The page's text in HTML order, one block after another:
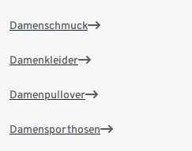
Damenschmuck
Damenkleider
Damenpullover
Damensporthosen